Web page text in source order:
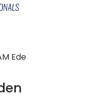
Ede